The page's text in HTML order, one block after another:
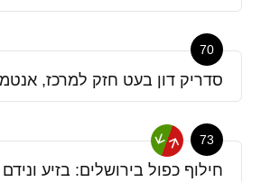
70
סדריק דון בעט חזק למרכז,
73
חילוף כפול בירושלים: בזיע